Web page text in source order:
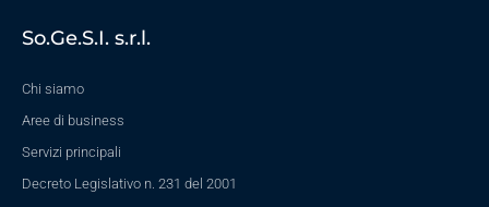
So.Ge.S.I. s.r.l.
Chi siamo
Aree di business
Servizi principali
Decreto Legislativo n. 231 del 2001